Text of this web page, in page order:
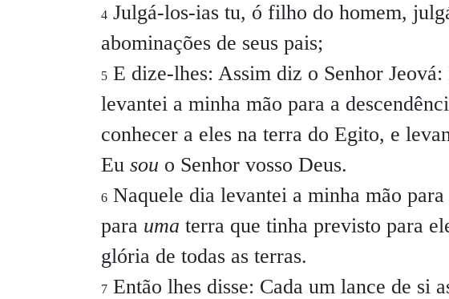
4 Julgá-los-ias tu, ó filho do homem,
abominações de seus pais;
5 E dize-lhes: Assim diz o Senhor
levantei a minha mão para a
conhecer a eles na terra do Egito, e
Eu sou o Senhor vosso Deus.
6 Naquele dia levantei a minha mão
para uma terra que tinha previsto para
glória de todas as terras.
7 Então lhes disse: Cada um lance de si